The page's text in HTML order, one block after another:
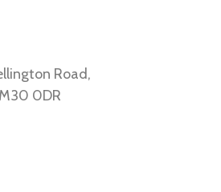
Road,
0DR